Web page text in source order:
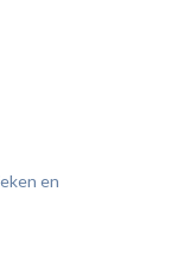
en